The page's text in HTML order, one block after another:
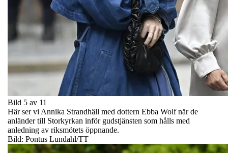
Bild 5 av 11
Här ser vi Annika Strandhäll med dottern Ebba Wolf när de
anländer till Storkyrkan inför gudstjänsten som hålls med
anledning av riksmötets öppnande.
Bild: Pontus Lundahl/TT